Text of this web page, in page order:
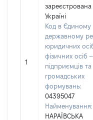
1
зареєстрована
Україні
Код в Єдиному
державному
юридичних
фізичних осіб –
підприємців та
громадських
формувань:
04395047
Найменування:
НАРАЇВСЬКА